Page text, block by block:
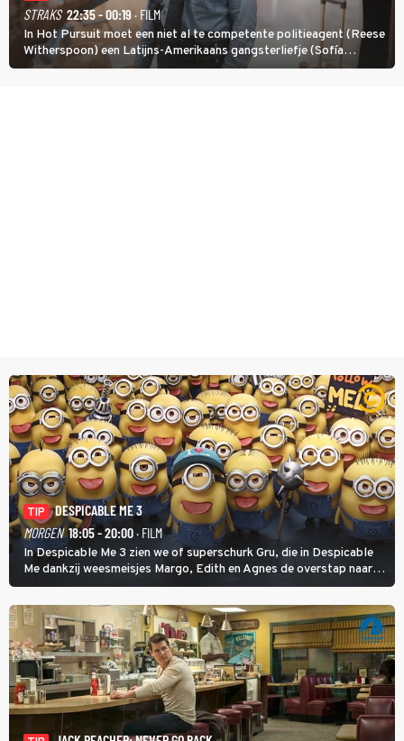
STRAKS 22:35 - 00:19 · FILM
In Hot Pursuit moet een niet al te competente politieagent (Reese
Witherspoon) een Latijns-Amerikaans gangsterliefje (Sofía
Vergara) beschermen tegen corrupte agenten en moordlustige
TIP
DESPICABLE ME 3
MORGEN 18:05 - 20:00· FILM
In Despicable Me 3 zien we of superschurk Gru, die in Despicable
Me dankzij weesmeisjes Margo, Edith en Agnes de overstap naar
het rechte pad maakte, ook op dat pad weet te blijven.